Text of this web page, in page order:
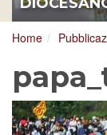
Home